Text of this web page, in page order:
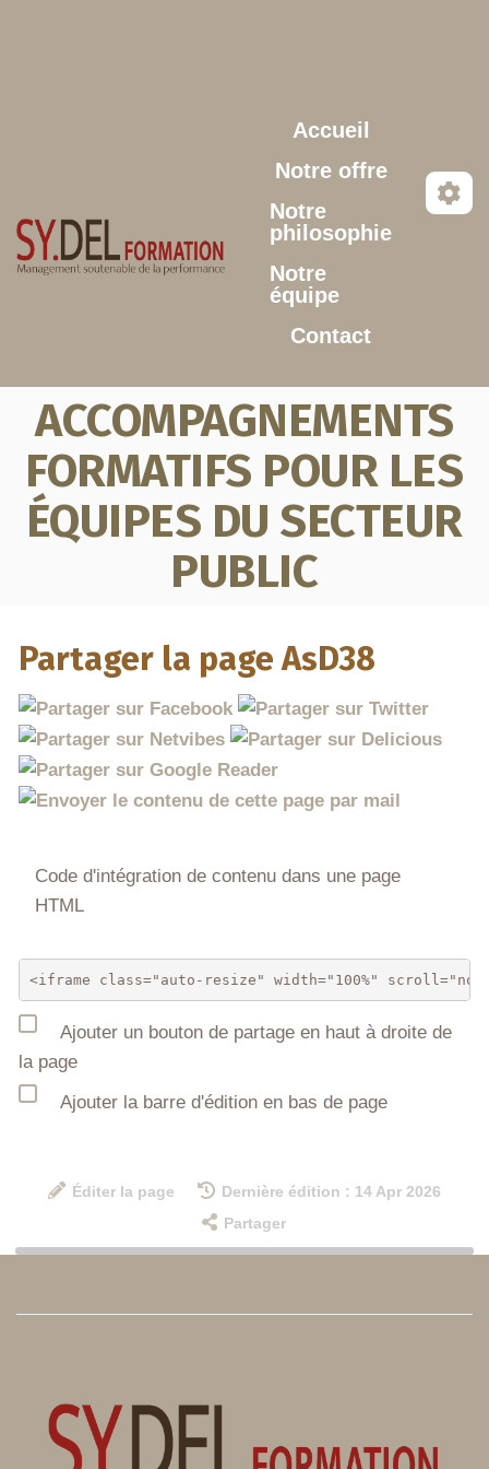
Accueil
Notre offre
Notre
philosophie
Notre
équipe
Contact
ACCOMPAGNEMENTS
FORMATIFS POUR LES
ÉQUIPES DU SECTEUR
PUBLIC
Partager la page AsD38
Code d'intégration de contenu dans une page
HTML
Ajouter un bouton de partage en haut à droite de
la page
Ajouter la barre d'édition en bas de page
Éditer la page
Dernière édition : 14 Apr 2026
Partager